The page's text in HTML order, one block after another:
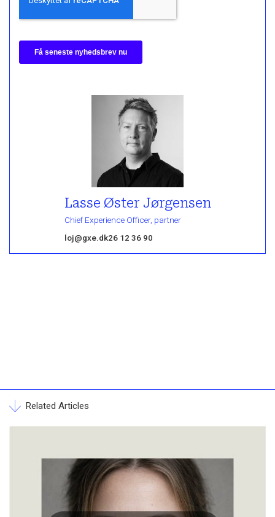
Lasse Øster Jørgensen
Chief Experience Officer, partner
loj@gxe.dk26 12 36 90
Related Articles